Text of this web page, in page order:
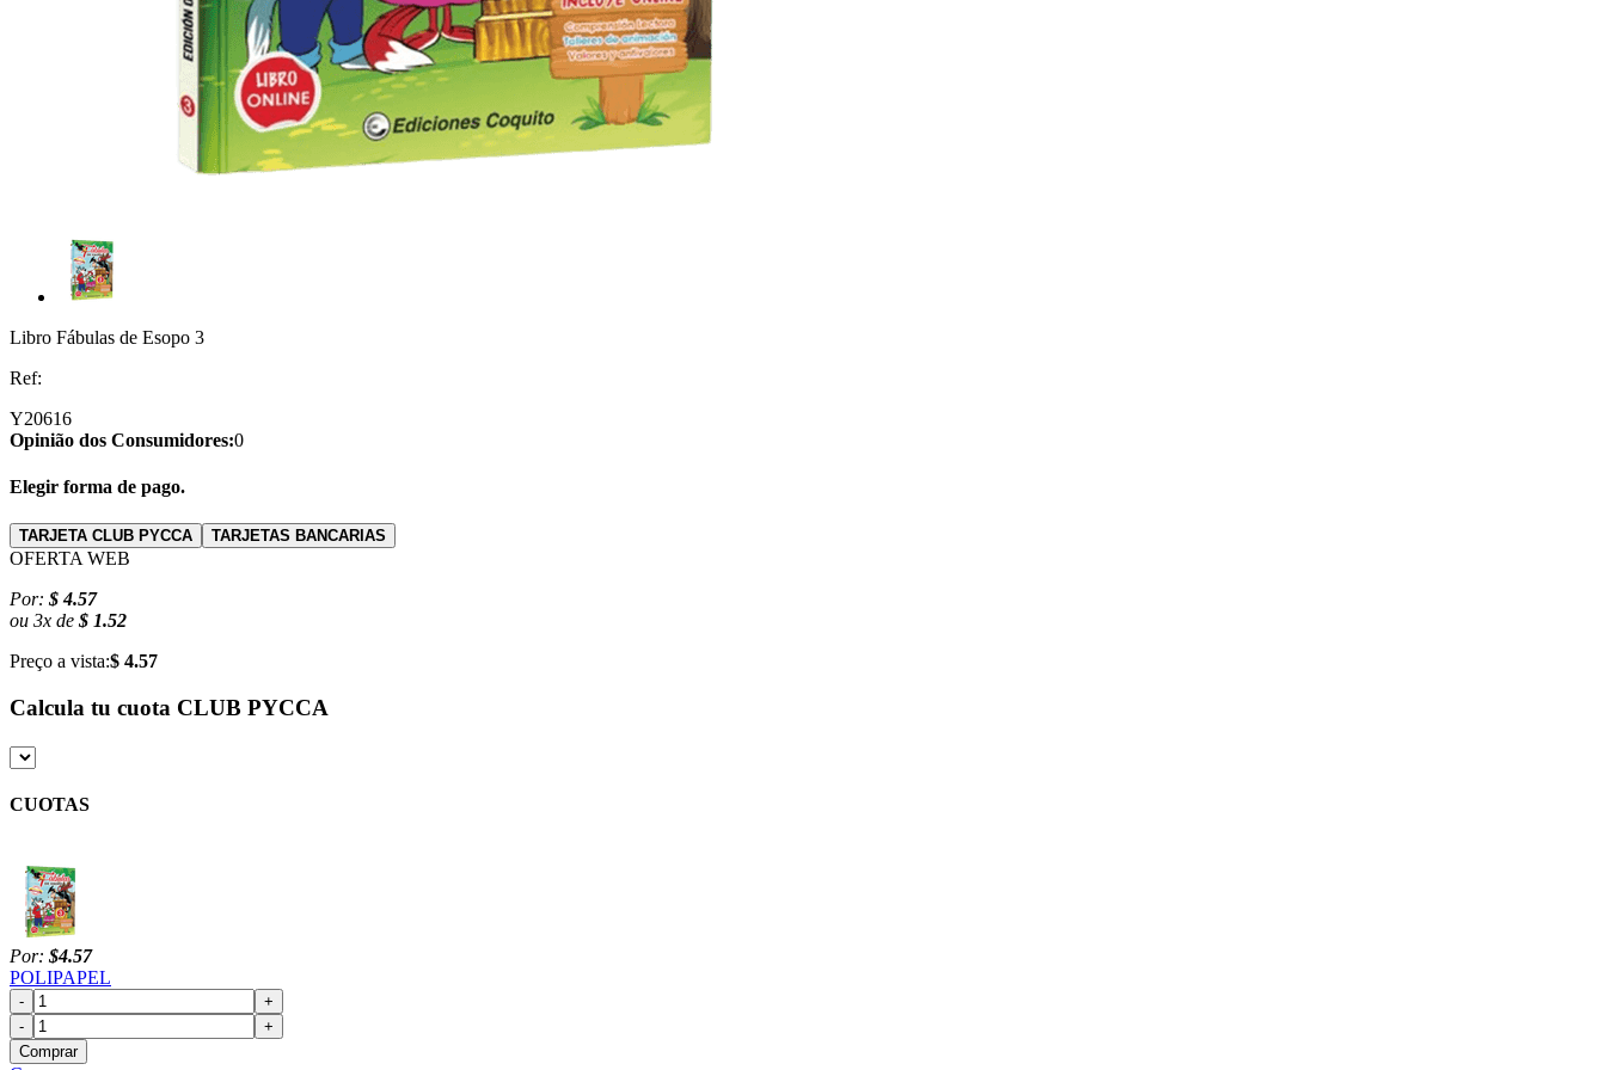
Libro Fábulas de Esopo 3
Ref:
Y20616
Opinião dos Consumidores:0
Elegir forma de pago.
TARJETA CLUB PYCCA TARJETAS BANCARIAS
OFERTA WEB
Por: $ 4.57
ou 3x de $ 1.52
Preço a vista:$ 4.57
Calcula tu cuota CLUB PYCCA
CUOTAS
Por: $4.57
POLIPAPEL
-
+
-
+
Comprar